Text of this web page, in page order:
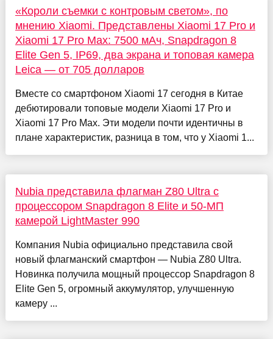
«Короли съемки с контровым светом», по
мнению Xiaomi. Представлены Xiaomi 17 Pro и
Xiaomi 17 Pro Max: 7500 мАч, Snapdragon 8
Elite Gen 5, IP69, два экрана и топовая камера
Leica — от 705 долларов
Вместе со смартфоном Xiaomi 17 сегодня в Китае
дебютировали топовые модели Xiaomi 17 Pro и
Xiaomi 17 Pro Max. Эти модели почти идентичны в
плане характеристик, разница в том, что у Xiaomi 1...
Nubia представила флагман Z80 Ultra с
процессором Snapdragon 8 Elite и 50-МП
камерой LightMaster 990
Компания Nubia официально представила свой
новый флагманский смартфон — Nubia Z80 Ultra.
Новинка получила мощный процессор Snapdragon 8
Elite Gen 5, огромный аккумулятор, улучшенную
камеру ...